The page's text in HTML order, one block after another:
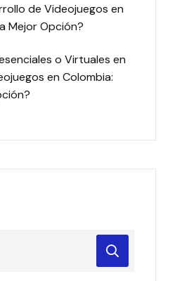
de Videojuegos en
Mejor Opción?
o Virtuales en
en Colombia: